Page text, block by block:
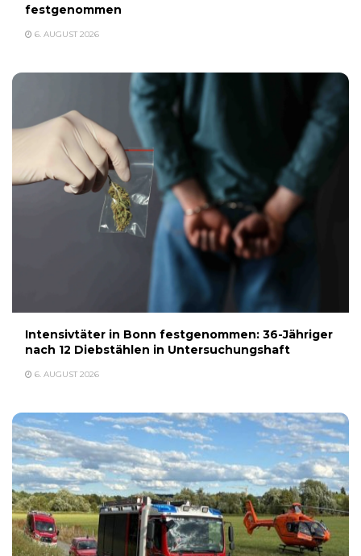
festgenommen
6. AUGUST 2026
Intensivtäter in Bonn festgenommen: 36-Jähriger
nach 12 Diebstählen in Untersuchungshaft
6. AUGUST 2026